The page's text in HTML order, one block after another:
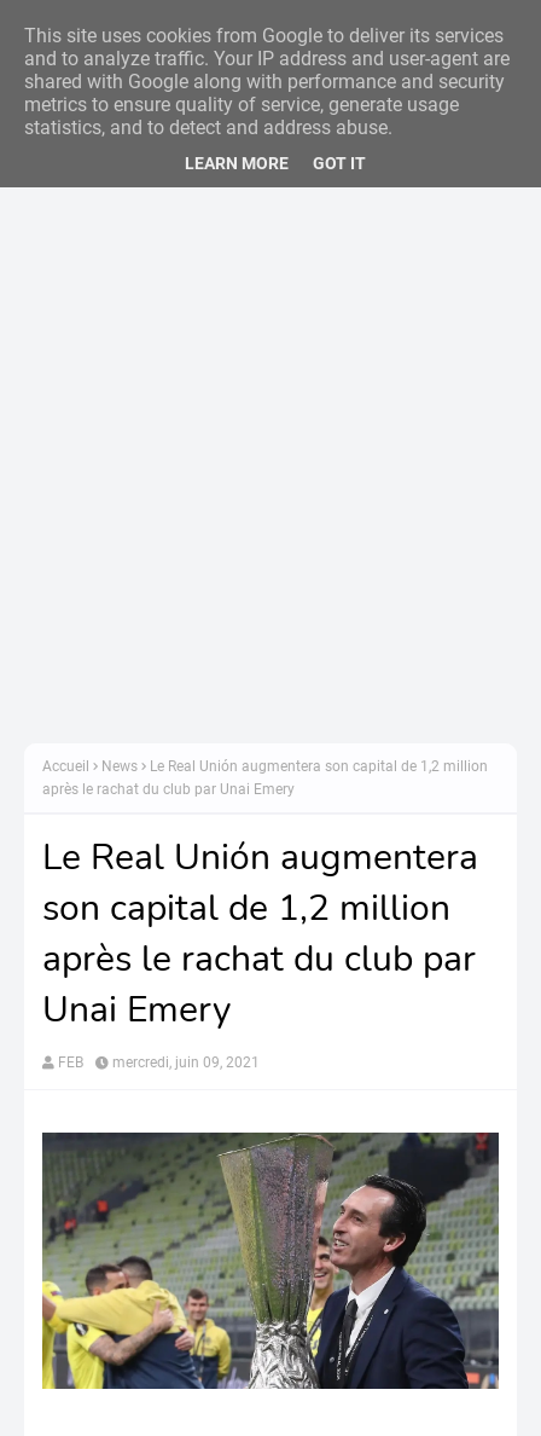
Accueil News
Le Real Unión augmentera son capital de 1,2 million
après le rachat du club par Unai Emery
Le Real Unión augmentera
son capital de 1,2 million
après le rachat du club par
Unai Emery
FEB mercredi, juin 09, 2021
This site uses cookies from Google to deliver its services
and to analyze traffic. Your IP address and user-agent are
shared with Google along with performance and security
metrics to ensure quality of service, generate usage
statistics, and to detect and address abuse.
LEARN MORE GOT IT